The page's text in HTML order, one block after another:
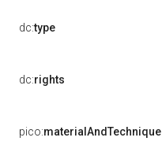
dc:type
dc:rights
pico:materialAndTechnique